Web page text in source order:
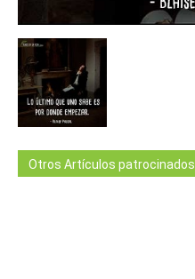
Otros Artículos patrocinados